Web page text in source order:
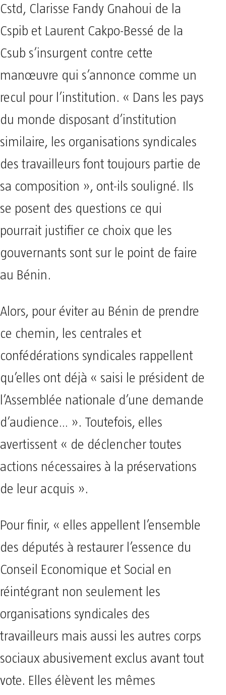
Cstd, Clarisse Fandy Gnahoui de la
Cspib et Laurent Cakpo-Bessé de la
Csub s’insurgent contre cette
manœuvre qui s’annonce comme un
recul pour l’institution. « Dans les pays
du monde disposant d’institution
similaire, les organisations syndicales
des travailleurs font toujours partie de
sa composition », ont-ils souligné. Ils
se posent des questions ce qui
pourrait justifier ce choix que les
gouvernants sont sur le point de faire
au Bénin.
Alors, pour éviter au Bénin de prendre
ce chemin, les centrales et
confédérations syndicales rappellent
qu’elles ont déjà « saisi le président de
l’Assemblée nationale d’une demande
d’audience… ». Toutefois, elles
avertissent « de déclencher toutes
actions nécessaires à la préservations
de leur acquis ».
Pour finir, « elles appellent l’ensemble
des députés à restaurer l’essence du
Conseil Economique et Social en
réintégrant non seulement les
organisations syndicales des
travailleurs mais aussi les autres corps
sociaux abusivement exclus avant tout
vote. Elles élèvent les mêmes